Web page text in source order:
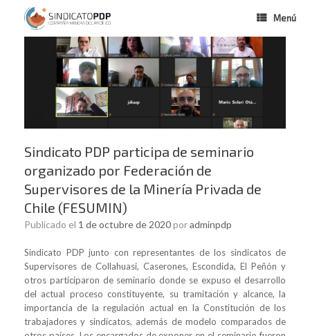
Menú
Sindicato PDP participa de seminario
organizado por Federación de
Supervisores de la Minería Privada de
Chile (FESUMIN)
Publicado el 1 de octubre de 2020poradminpdp
Sindicato PDP junto con representantes de los sindicatos de
Supervisores de Collahuasi, Caserones, Escondida, El Peñón y
otros participaron de seminario donde se expuso el desarrollo
del actual proceso constituyente, su tramitación y alcance, la
importancia de la regulación actual en la Constitución de los
trabajadores y sindicatos, además de modelo comparados de